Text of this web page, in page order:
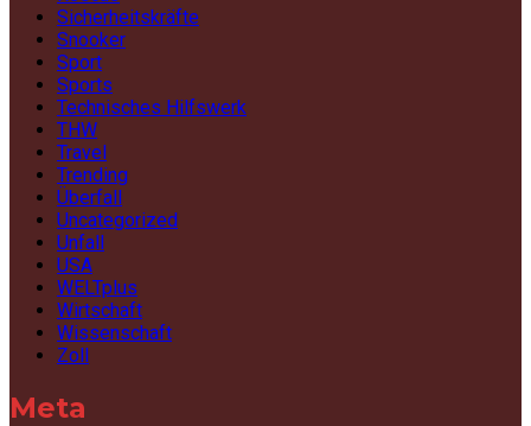
Sicherheitskräfte
Snooker
Sport
Sports
Technisches Hilfswerk
THW
Travel
Trending
Überfall
Uncategorized
Unfall
USA
WELTplus
Wirtschaft
Wissenschaft
Zoll
Meta